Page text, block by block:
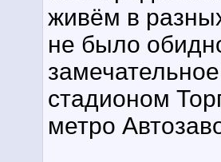
живём в
не было
стадионом
метро